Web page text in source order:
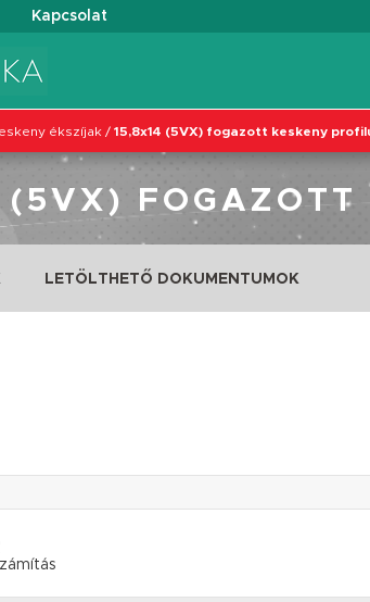
Kapcsolat
ékszíjak / 15,8x14 (5VX) fogazott keskeny
(5VX) FOGAZOTT
LETÖLTHETŐ DOKUMENTUMOK